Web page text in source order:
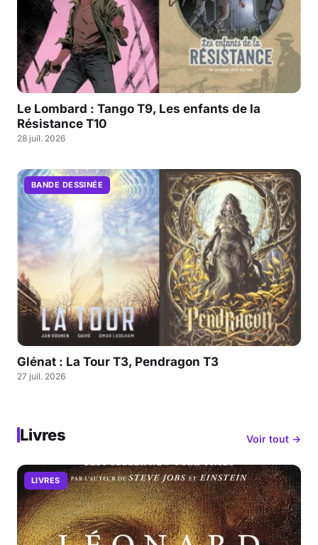
Le Lombard : Tango T9, Les enfants de la
Résistance T10
28 juil. 2026
BANDE DESSINÉE
Glénat : La Tour T3, Pendragon T3
27 juil. 2026
Livres Voir tout →
LIVRES